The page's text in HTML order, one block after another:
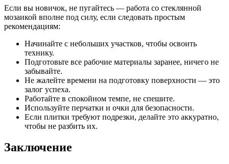
Если вы новичок, не пугайтесь — работа со стеклянной
мозаикой вполне под силу, если следовать простым
рекомендациям:
Начинайте с небольших участков, чтобы освоить
технику.
Подготовьте все рабочие материалы заранее, ничего не
забывайте.
Не жалейте времени на подготовку поверхности — это
залог успеха.
Работайте в спокойном темпе, не спешите.
Используйте перчатки и очки для безопасности.
Если плитки требуют подрезки, делайте это аккуратно,
чтобы не разбить их.
Заключение